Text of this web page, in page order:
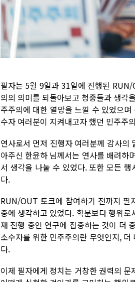
필자는 5월 9일과 31일에 진행된
의의 의미를 되돌아보고 청중들과 생각
주주의에 대한 열망을 느낄 수 있었으
수자 여러분이 지켜내고자 했던 민주주
연사로서 먼저 진행자 여러분께 감사
아주신 한윤하 님께서는 연사를 배려하
서 생각을 나눌 수 있었다. 또한 모든
다.
RUN/OUT 토크에 참여하기 전까지 필
중에 생각하고 있었다. 학문보다 행위
재 진행 중인 연구에 집중하는 것이 더
소수자를 위한 민주주의란 무엇인지,
다.
이제 필자에게 정치는 거창한 권력의